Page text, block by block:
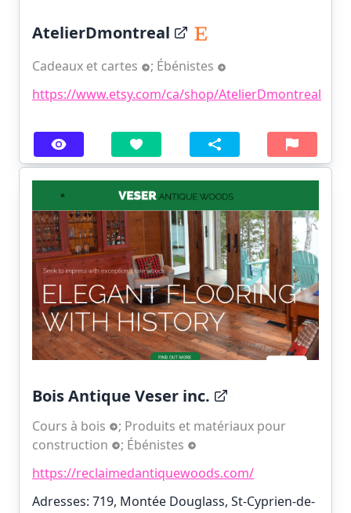
AtelierDmontreal
Cadeaux et cartes ; Ébénistes
https://www.etsy.com/ca/shop/AtelierDmontreal
Bois Antique Veser inc.
Cours à bois ; Produits et matériaux pour
construction
; Ébénistes
https://reclaimedantiquewoods.com/
Adresses: 719, Montée Douglass, St-Cyprien-de-